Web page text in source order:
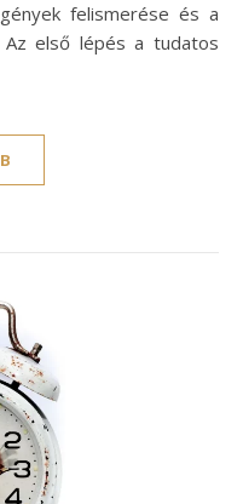
felismerése és a
Az első lépés a tudatos